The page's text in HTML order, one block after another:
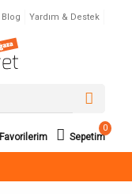
Blog Yardım & Destek
Favorilerim
0
Sepetim